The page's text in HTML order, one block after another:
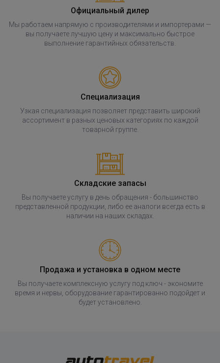
Официальный дилер
Мы работаем напрямую с производителями и импортерами —
вы получаете лучшую цену и максимально быстрое
выполнение гарантийных обязательств.
Специализация
Узкая специализация позволяет представить широкий
ассортимент в разных ценовых категориях по каждой
товарной группе.
Складские запасы
Вы получаете услугу в день обращения - большинство
представленной продукции, либо ее аналоги всегда есть в
наличии на наших складах.
Продажа и установка в одном месте
Вы получаете комплексную услугу под ключ - экономите
время и нервы, оборудование гарантированно подойдет и
будет установлено.